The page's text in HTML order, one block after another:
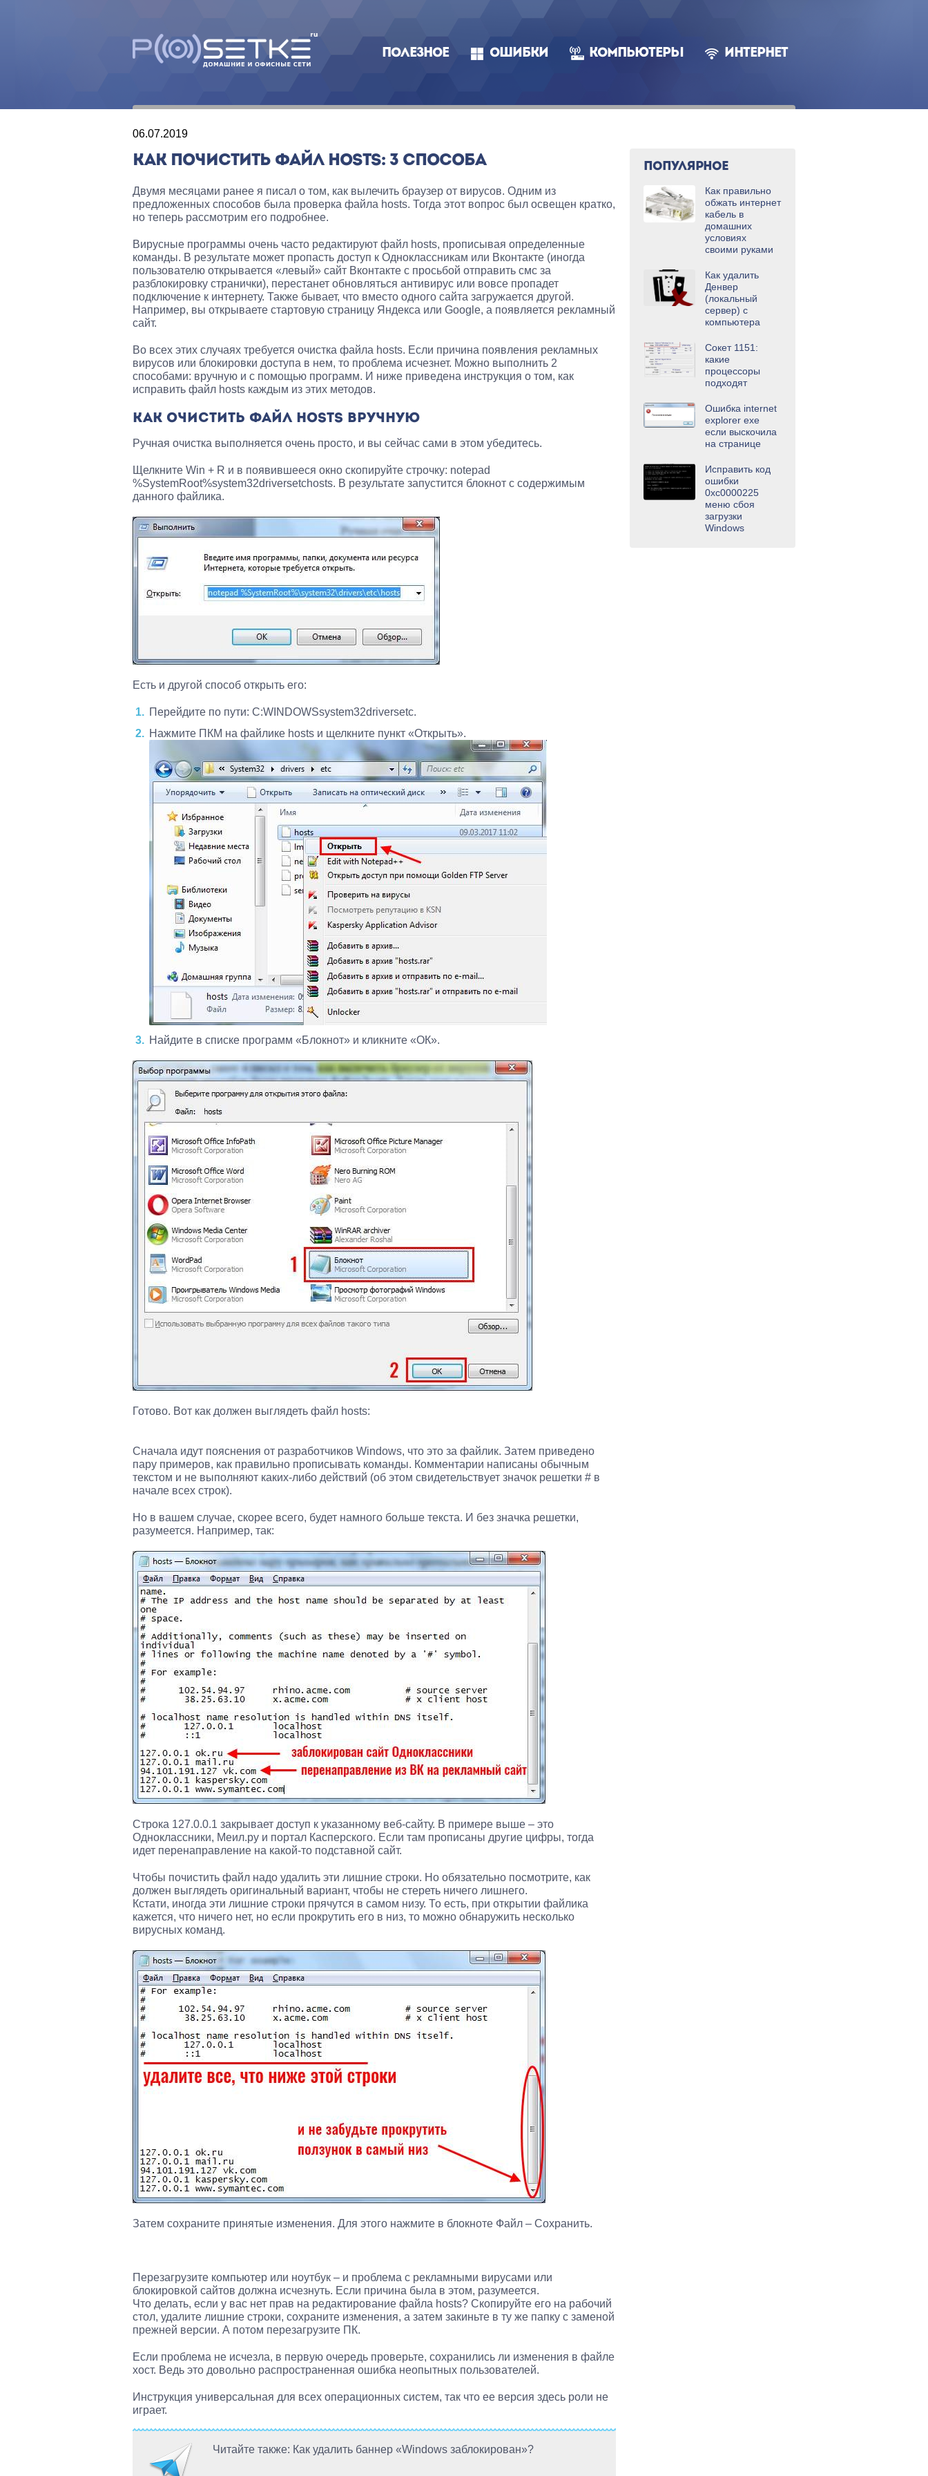
ПОЛЕЗНОЕ ОШИБКИ КОМПЬЮТЕРЫ ИНТЕРНЕТ
06.07.2019
КАК ПОЧИСТИТЬ ФАЙЛ HOSTS: 3 СПОСОБА
Двумя месяцами ранее я писал о том, как вылечить браузер от вирусов. Одним из
предложенных способов была проверка файла hosts. Тогда этот вопрос был освещен кратко,
но теперь рассмотрим его подробнее.
Вирусные программы очень часто редактируют файл hosts, прописывая определенные
команды. В результате может пропасть доступ к Одноклассникам или Вконтакте (иногда
пользователю открывается «левый» сайт Вконтакте с просьбой отправить смс за
разблокировку странички), перестанет обновляться антивирус или вовсе пропадет
подключение к интернету. Также бывает, что вместо одного сайта загружается другой.
Например, вы открываете стартовую страницу Яндекса или Google, а появляется рекламный
сайт.
Во всех этих случаях требуется очистка файла hosts. Если причина появления рекламных
вирусов или блокировки доступа в нем, то проблема исчезнет. Можно выполнить 2
способами: вручную и с помощью программ. И ниже приведена инструкция о том, как
исправить файл hosts каждым из этих методов.
КАК ОЧИСТИТЬ ФАЙЛ HOSTS ВРУЧНУЮ
Ручная очистка выполняется очень просто, и вы сейчас сами в этом убедитесь.
Щелкните Win + R и в появившееся окно скопируйте строчку: notepad
%SystemRoot%system32driversetchosts. В результате запустится блокнот с содержимым
данного файлика.
Есть и другой способ открыть его:
Перейдите по пути: C:WINDOWSsystem32driversetc.
Нажмите ПКМ на файлике hosts и щелкните пункт «Открыть».
Найдите в списке программ «Блокнот» и кликните «ОК».
Готово. Вот как должен выглядеть файл hosts:
Сначала идут пояснения от разработчиков Windows, что это за файлик. Затем приведено
пару примеров, как правильно прописывать команды. Комментарии написаны обычным
текстом и не выполняют каких-либо действий (об этом свидетельствует значок решетки # в
начале всех строк).
Но в вашем случае, скорее всего, будет намного больше текста. И без значка решетки,
разумеется. Например, так:
Строка 127.0.0.1 закрывает доступ к указанному веб-сайту. В примере выше – это
Одноклассники, Меил.ру и портал Касперского. Если там прописаны другие цифры, тогда
идет перенаправление на какой-то подставной сайт.
Чтобы почистить файл надо удалить эти лишние строки. Но обязательно посмотрите, как
должен выглядеть оригинальный вариант, чтобы не стереть ничего лишнего.
Кстати, иногда эти лишние строки прячутся в самом низу. То есть, при открытии файлика
кажется, что ничего нет, но если прокрутить его в низ, то можно обнаружить несколько
вирусных команд.
Затем сохраните принятые изменения. Для этого нажмите в блокноте Файл – Сохранить.
Перезагрузите компьютер или ноутбук – и проблема с рекламными вирусами или
блокировкой сайтов должна исчезнуть. Если причина была в этом, разумеется.
Что делать, если у вас нет прав на редактирование файла hosts? Скопируйте его на рабочий
стол, удалите лишние строки, сохраните изменения, а затем закиньте в ту же папку с заменой
прежней версии. А потом перезагрузите ПК.
Если проблема не исчезла, в первую очередь проверьте, сохранились ли изменения в файле
хост. Ведь это довольно распространенная ошибка неопытных пользователей.
Инструкция универсальная для всех операционных систем, так что ее версия здесь роли не
играет.
Читайте также: Как удалить баннер «Windows заблокирован»?
ПОПУЛЯРНОЕ
Как правильно
обжать интернет
кабель в
домашних
условиях
своими руками
Как удалить
Денвер
(локальный
сервер) с
компьютера
Сокет 1151:
какие
процессоры
подходят
Ошибка internet
explorer exe
если выскочила
на странице
Исправить код
ошибки
0xc0000225
меню сбоя
загрузки
Windows